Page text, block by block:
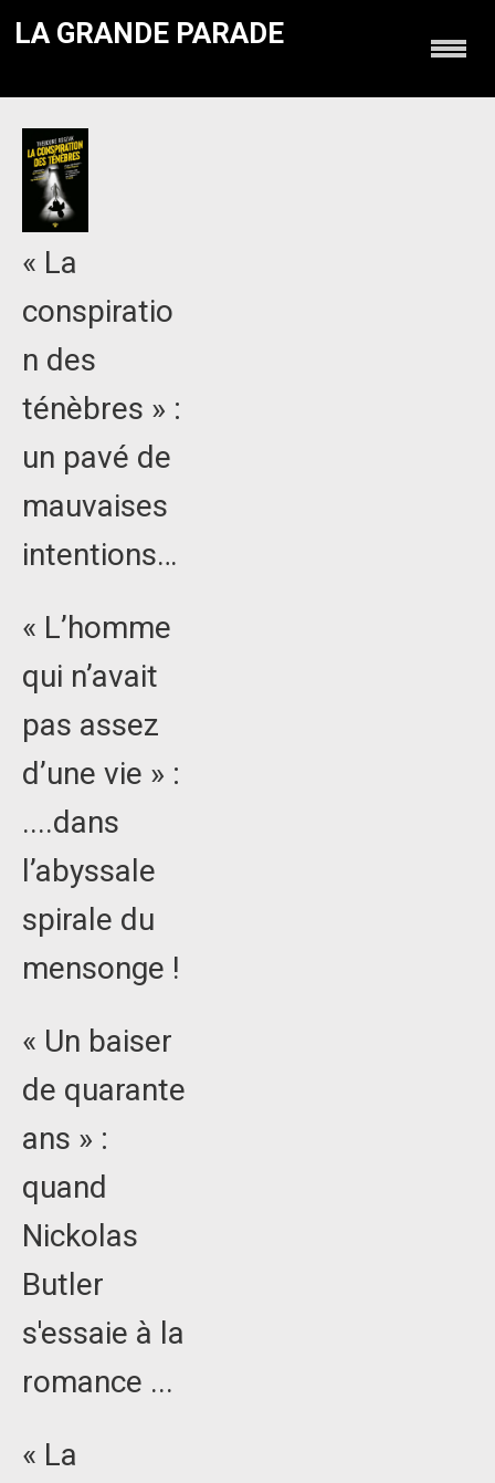
LA GRANDE PARADE
« La
conspiratio
n des
ténèbres » :
un pavé de
mauvaises
intentions…
« L’homme
qui n’avait
pas assez
d’une vie » :
....dans
l’abyssale
spirale du
mensonge !
« Un baiser
de quarante
ans » :
quand
Nickolas
Butler
s'essaie à la
romance ...
« La